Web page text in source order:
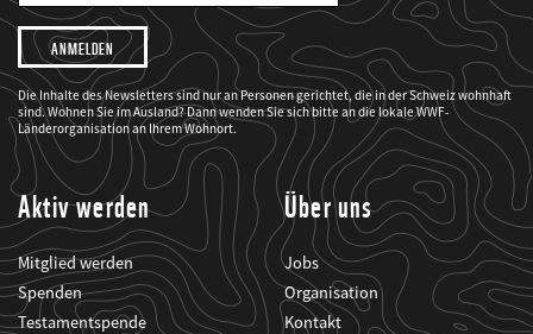
Adresse
Ich
möchte,
dass
der
WWF
mich
über
seine
Projekte
informiert.
Die Inhalte des Newsletters sind nur an Personen gerichtet, die in der Schweiz wohnhaft
sind. Wohnen Sie im Ausland? Dann wenden Sie sich bitte an die lokale WWF-
Länderorganisation an Ihrem Wohnort.
Aktiv werden
Mitglied werden
Spenden
Testamentspende
Über uns
Jobs
Organisation
Kontakt